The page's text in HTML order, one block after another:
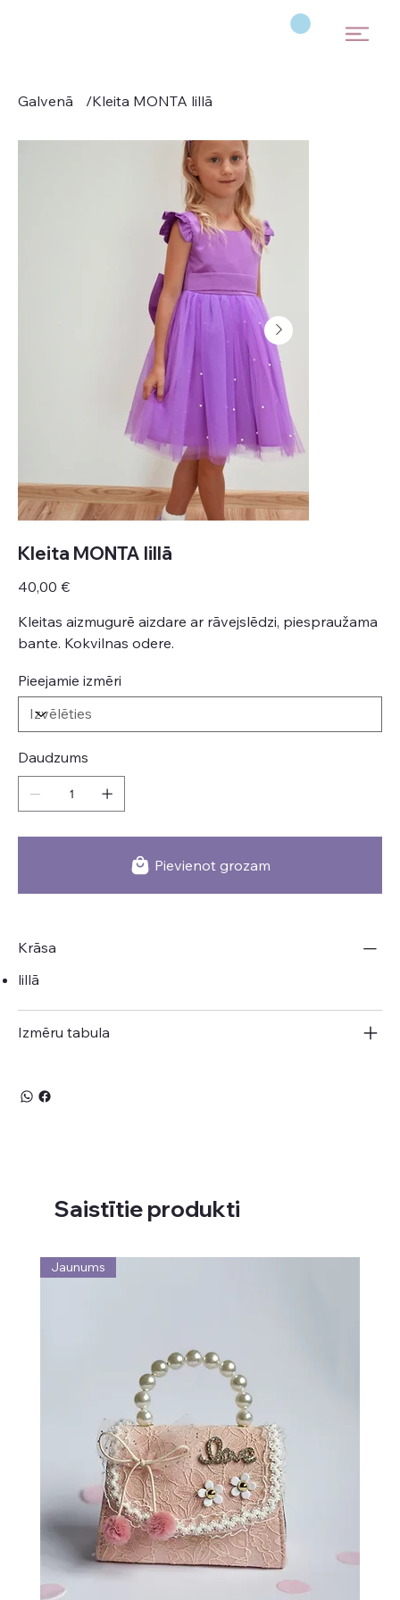
Galvenā /Kleita MONTA lillā
Kleita MONTA lillā
40,00 €
Kleitas aizmugurē aizdare ar rāvejslēdzi, piespraužama
bante. Kokvilnas odere.
Pieejamie izmēri
Daudzums
Pievienot grozam
Krāsa
lillā
Izmēru tabula
Saistītie produkti
Jaunums